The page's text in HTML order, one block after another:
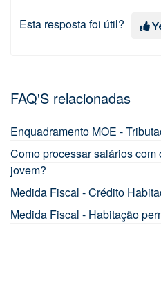
Esta resposta foi útil?
FAQ'S relacionadas
Enquadramento MOE -
Como processar salários
jovem?
Medida Fiscal - Crédito
Medida Fiscal - Habitação